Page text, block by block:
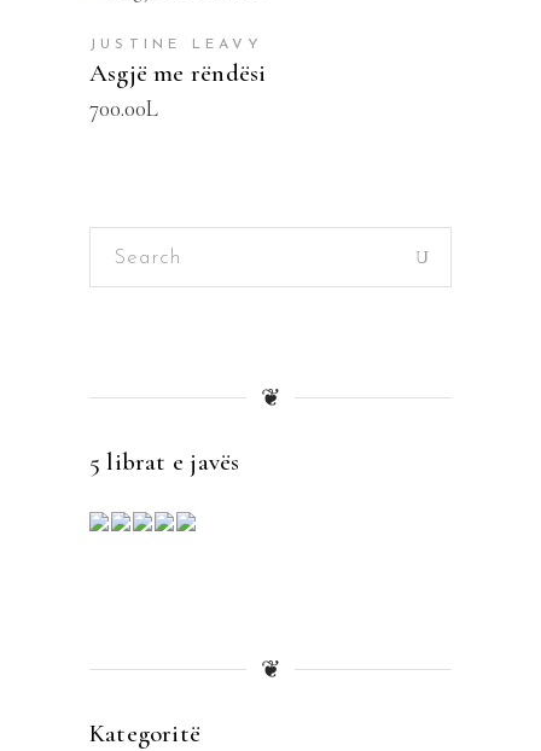
JUSTINE LEAVY
Asgjë me rëndësi
700.00L
Search
❦
5 librat e javës
❦
Kategoritë